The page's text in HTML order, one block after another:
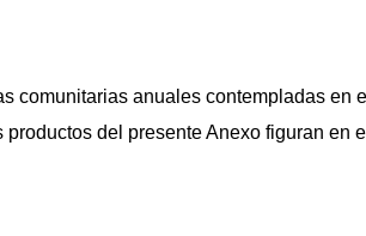
comunitarias anuales contempladas en
del presente Anexo figuran en